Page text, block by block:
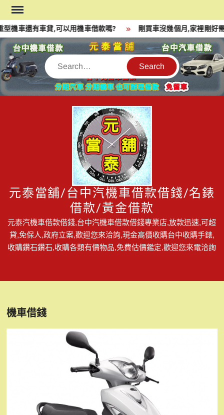
Skip
to
content
機車還有車貸,可以用機車借款嗎? 剛買車沒幾個月,家裡剛好
Search
元泰當舖/台中汽機車借款借錢/名錶
借款/黃金借款
元泰汽機車借款借錢,台中汽機車借款借錢專業店,放款迅速,可超
貸,免保人,政府立案,歡迎您來洽詢,現金高價收購台中收購手錶,
收購鑽石鑽石,收購各類有價物品,免費估價鑑定,歡迎您來電洽詢
機車借錢